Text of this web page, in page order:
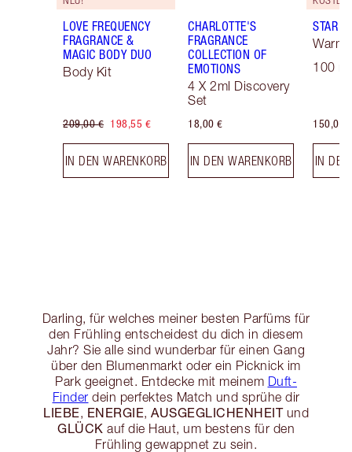
LOVE FREQUENCY
FRAGRANCE &
MAGIC BODY DUO
Body Kit
209,00 € 198,55 €
IN DEN WARENKORB
CHARLOTTE'S
FRAGRANCE
COLLECTION OF
EMOTIONS
4 X 2ml Discovery
Set
18,00 €
IN DEN WARENKORB
STAR
Warm
100
150,00
IN
Darling, für welches meiner besten Parfüms für
den Frühling entscheidest du dich in diesem
Jahr? Sie alle sind wunderbar für einen Gang
über den Blumenmarkt oder ein Picknick im
Park geeignet. Entdecke mit meinem Duft-
Finder dein perfektes Match und sprühe dir
LIEBE, ENERGIE, AUSGEGLICHENHEITund
GLÜCK auf die Haut, um bestens für den
Frühling gewappnet zu sein.